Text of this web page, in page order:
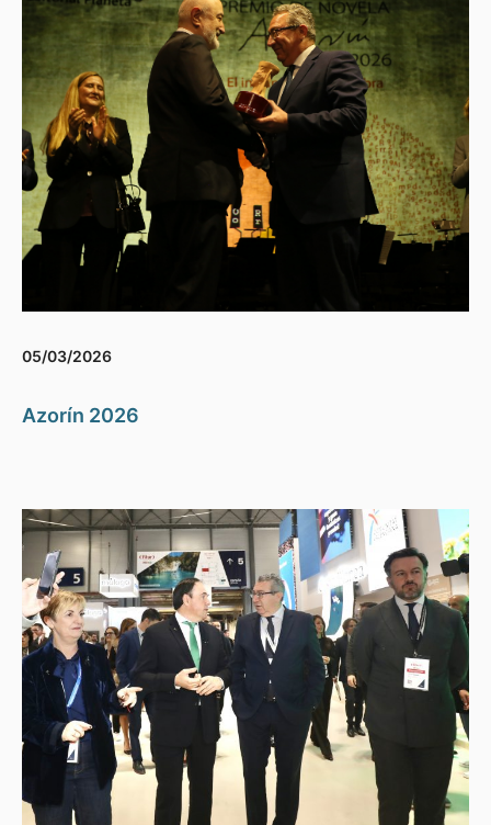
05/03/2026
Azorín 2026